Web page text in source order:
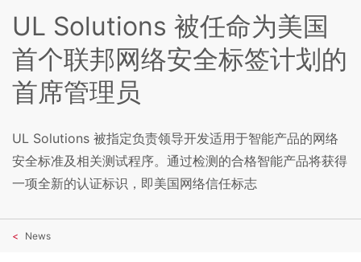
UL Solutions 被任命为美国
首个联邦网络安全标签计划的
首席管理员
UL Solutions 被指定负责领导开发适用于智能产品的网络
安全标准及相关测试程序。通过检测的合格智能产品将获得
一项全新的认证标识，即美国网络信任标志
News